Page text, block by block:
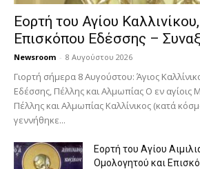
Εορτή του Αγίου
Επισκόπου Εδέσσης –
Newsroom - 8 Αυγούστου 2026
Γιορτή σήμερα 8 Αυγούστου: Άγιος
Εδέσσης, Πέλλης και Αλμωπίας Ο εν αγίοις
Πέλλης και Αλμωπίας Καλλίνικος (κατά
γεννήθηκε...
Εορτή του Αγίου
Ομολογητού και